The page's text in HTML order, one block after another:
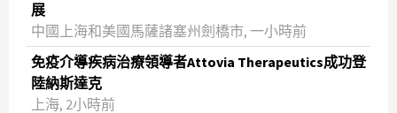
展
中國上海和美國馬薩諸塞州劍橋市, 一小時前
免疫介導疾病治療領導者Attovia Therapeutics成功登
陸納斯達克
上海, 2小時前